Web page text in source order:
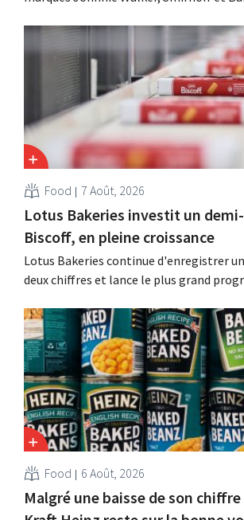
considérablement ses coûts tout en
croissance, notamment pour Guinness
prêts à boire.
Food 7 Août, 2026
Lotus Bakeries investit un
Biscoff, en pleine croissance
Lotus Bakeries continue d'enregistrer
deux chiffres et lance le plus grand
capacité de production de Biscoff : «
cette opportunité ».
Food 6 Août, 2026
Malgré une baisse de son chiffre